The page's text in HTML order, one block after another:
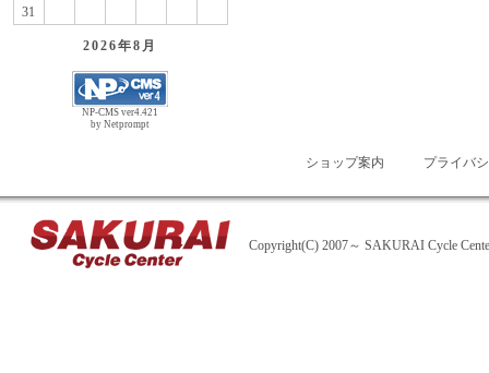
31
2026年8月
NP-CMS ver4.421
by Netprompt
ショップ案内 プライバ
Copyright(C) 2007～ SAKURAI Cycle